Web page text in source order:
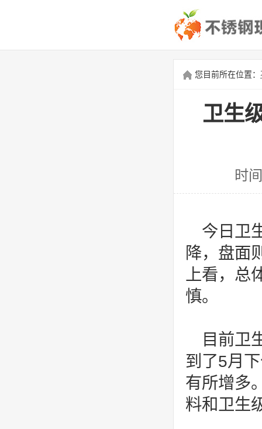
您目前所在位置：
卫生
时
今日卫
降，盘面
上看，总
慎。
目前卫
到了5月
有所增多
料和卫生